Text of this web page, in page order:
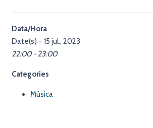
Data/Hora
Date(s) - 15 jul., 2023
22:00 - 23:00
Categories
Música